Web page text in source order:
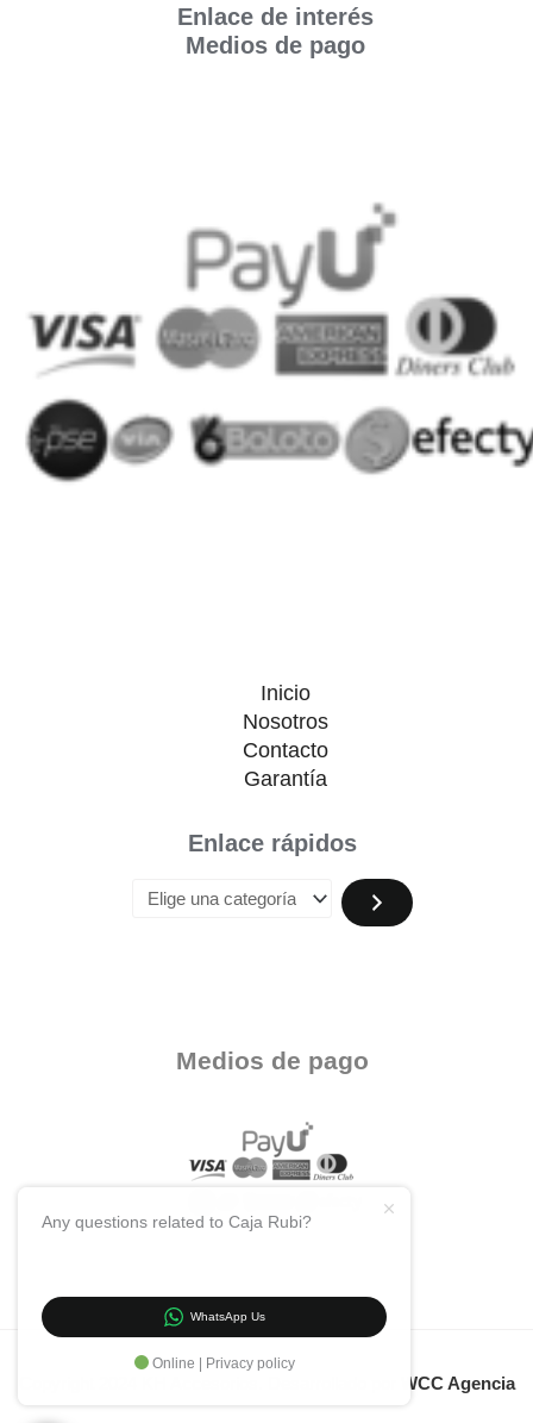
Enlace de interés
Medios de pago
Inicio
Nosotros
Contacto
Garantía
Enlace rápidos
Medios de pago
WCC Agencia
Any questions related to Caja Rubi?
WhatsApp Us
Online | Privacy policy